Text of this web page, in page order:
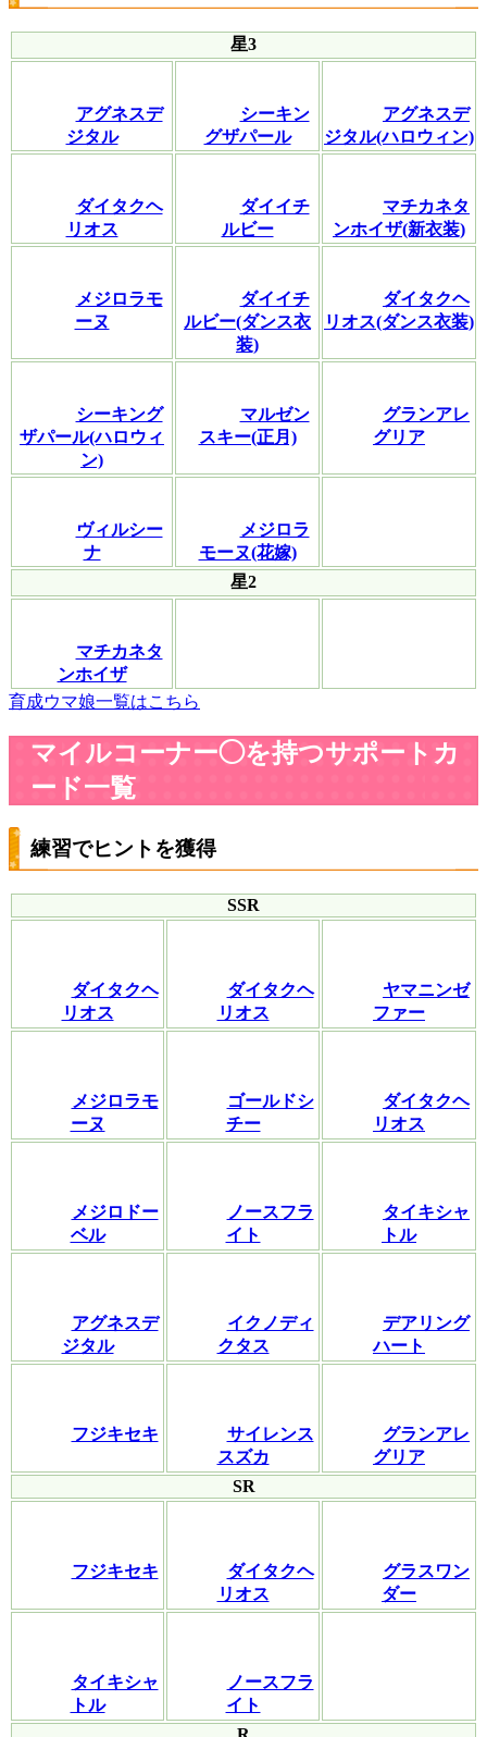
星3
アグネスデ
ジタル
シーキン
グザパール
アグネスデ
ジタル(ハロウィン)
ダイタクヘ
リオス
ダイイチ
ルビー
マチカネタ
ンホイザ(新衣装)
メジロラモ
ーヌ
ダイイチ
ルビー(ダンス衣
装)
ダイタクヘ
リオス(ダンス衣装)
シーキング
ザパール(ハロウィ
ン)
マルゼン
スキー(正月)
グランアレ
グリア
ヴィルシー
ナ
メジロラ
モーヌ(花嫁)
星2
マチカネタ
ンホイザ
育成ウマ娘一覧はこちら
マイルコーナー◯を持つサポートカ
ード一覧
練習でヒントを獲得
SSR
ダイタクヘ
リオス
ダイタクヘ
リオス
ヤマニンゼ
ファー
メジロラモ
ーヌ
ゴールドシ
チー
ダイタクヘ
リオス
メジロドー
ベル
ノースフラ
イト
タイキシャ
トル
アグネスデ
ジタル
イクノディ
クタス
デアリング
ハート
フジキセキ
サイレンス
スズカ
グランアレ
グリア
SR
フジキセキ
ダイタクヘ
リオス
グラスワン
ダー
タイキシャ
トル
ノースフラ
イト